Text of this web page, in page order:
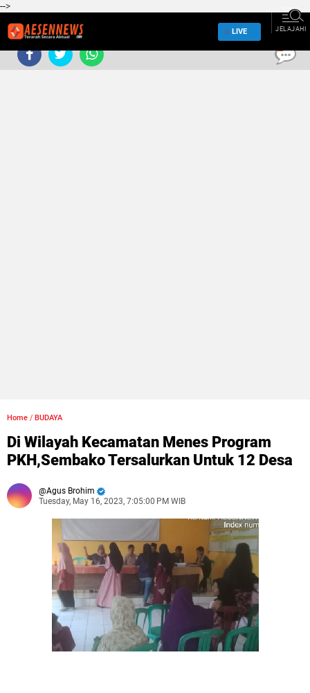
-->
LIVE JELAJAHI
Home / BUDAYA
Di Wilayah Kecamatan Menes Program
PKH,Sembako Tersalurkan Untuk 12 Desa
Agus Brohim
Tuesday, May 16, 2023, 7:05:00 PM WIB